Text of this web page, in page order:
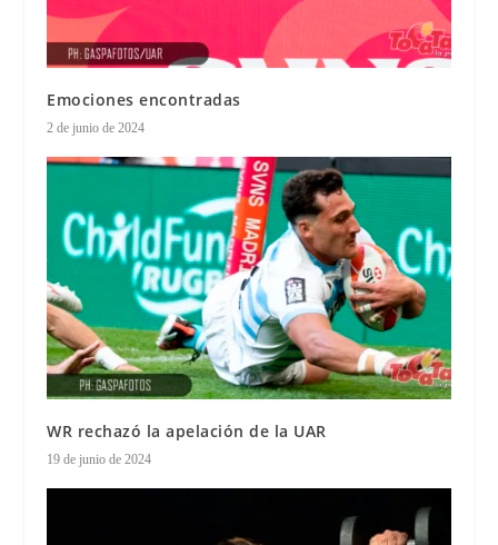
Emociones encontradas
2 de junio de 2024
WR rechazó la apelación de la UAR
19 de junio de 2024